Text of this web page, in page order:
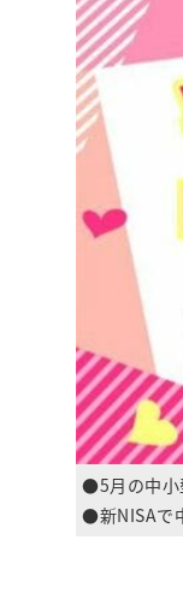
●5月の中小
●新NISAで